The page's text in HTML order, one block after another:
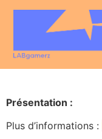
Présentation :
Plus d’informations :